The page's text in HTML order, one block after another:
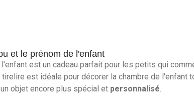
et le prénom de l'enfant
est un cadeau parfait pour les petits qui
est idéale pour décorer la chambre de l'enfant
objet encore plus spécial et personnalisé.